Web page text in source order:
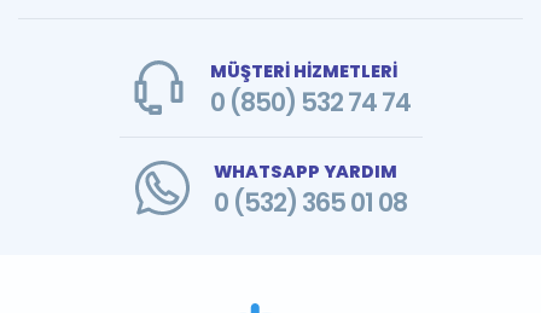
MÜŞTERİ HİZMETLERİ
0 (850) 532 74 74
WHATSAPP YARDIM
0 (532) 365 01 08